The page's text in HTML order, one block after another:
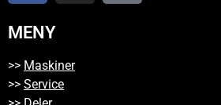
MENY
>> Maskiner
>> Service